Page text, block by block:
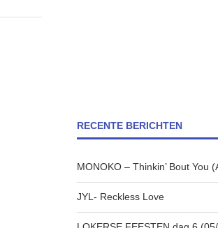
RECENTE BERICHTEN
MONOKO – Thinkin’ Bout You
JYL- Reckless Love